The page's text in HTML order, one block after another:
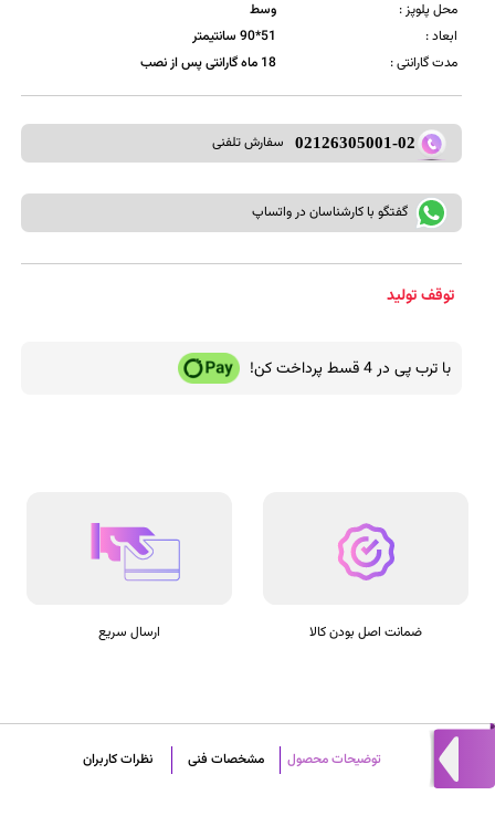
محل پلوپز :
وسط
ابعاد :
51*90 سانتیمتر
مدت گارانتی :
18 ماه گارانتی پس از نصب
02126305001-02 سفارش تلفنی
گفتگو با کارشناسان در واتساپ
توقف تولید
با ترب پی در 4 قسط پرداخت کن!
ارسال سریع ضمانت اصل بودن کالا
توضیحات محصول مشخصات فنی نظرات کاربران